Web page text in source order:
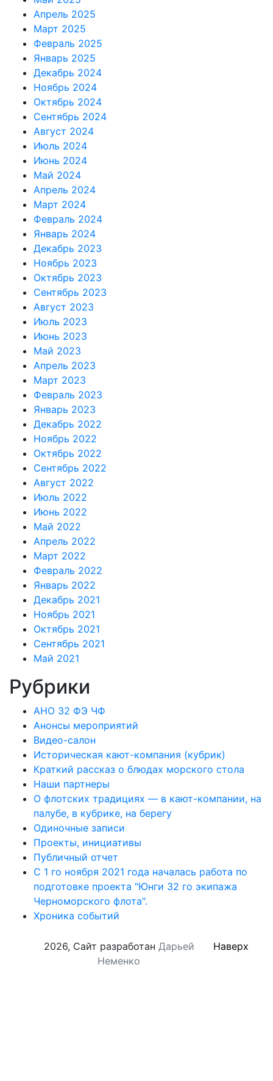
Апрель 2025
Март 2025
Февраль 2025
Январь 2025
Декабрь 2024
Ноябрь 2024
Октябрь 2024
Сентябрь 2024
Август 2024
Июль 2024
Июнь 2024
Май 2024
Апрель 2024
Март 2024
Февраль 2024
Январь 2024
Декабрь 2023
Ноябрь 2023
Октябрь 2023
Сентябрь 2023
Август 2023
Июль 2023
Июнь 2023
Май 2023
Апрель 2023
Март 2023
Февраль 2023
Январь 2023
Декабрь 2022
Ноябрь 2022
Октябрь 2022
Сентябрь 2022
Август 2022
Июль 2022
Июнь 2022
Май 2022
Апрель 2022
Март 2022
Февраль 2022
Январь 2022
Декабрь 2021
Ноябрь 2021
Октябрь 2021
Сентябрь 2021
Май 2021
Рубрики
АНО 32 ФЭ ЧФ
Анонсы мероприятий
Видео-салон
Историческая кают-компания (кубрик)
Краткий рассказ о блюдах морского стола
Наши партнеры
О флотских традициях — в кают-компании, на
палубе, в кубрике, на берегу
Одиночные записи
Проекты, инициативы
Публичный отчет
С 1 го ноября 2021 года началась работа по
подготовке проекта "Юнги 32 го экипажа
Черноморского флота".
Хроника событий
Наверх
2026, Сайт разработан Дарьей
Неменко